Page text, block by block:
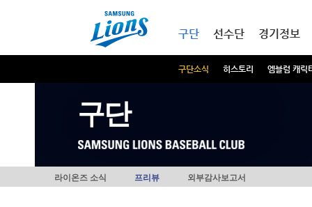
구단
구단소식 히스토리 엠블럼 캐릭
선수단 경기정보
구단
라이온즈 소식 프리뷰 외부감사보고서